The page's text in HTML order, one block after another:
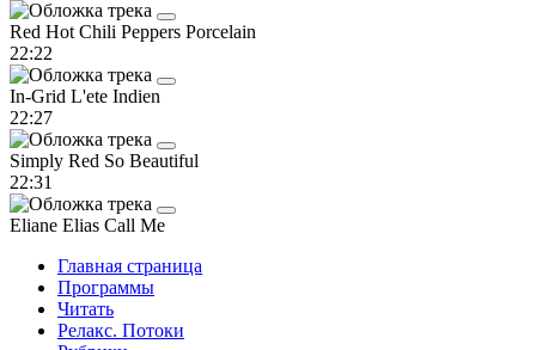
Red Hot Chili Peppers Porcelain
22:22
In-Grid L'ete Indien
22:27
Simply Red So Beautiful
22:31
Eliane Elias Call Me
Главная страница
Программы
Читать
Релакс. Потоки